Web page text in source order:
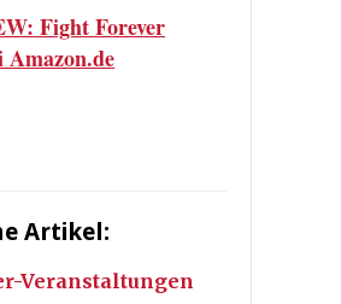
Fight Forever
Amazon.de
Artikel:
Veranstaltungen